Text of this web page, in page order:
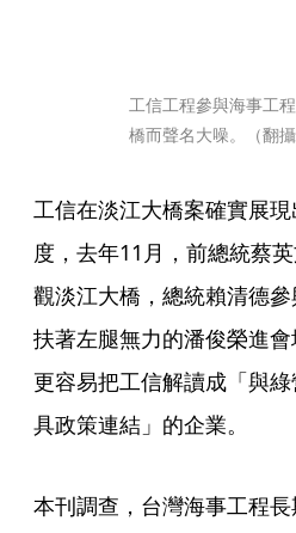
工信工程參與海事工
橋而聲名大噪。（翻攝
工信在淡江大橋案確實展
度，去年11月，前總統蔡
觀淡江大橋，總統賴清德
扶著左腿無力的潘俊榮進
更容易把工信解讀成「與
具政策連結」的企業。
本刊調查，台灣海事工程